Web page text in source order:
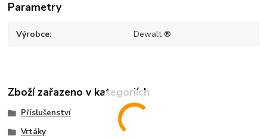
Parametry
Výrobce Dewalt ®
Zboží zařazeno v kategoriích
Příslušenství
Vrtáky